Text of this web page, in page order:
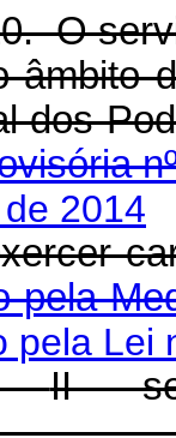
O
âmbito
2014
pela
pela Lei
II -